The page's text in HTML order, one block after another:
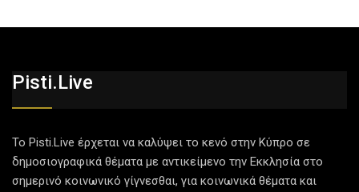
Pisti.live
Το Pisti.Live έρχεται να καλύψει το κενό στην Κύπρο σε
δημοσιογραφικά θέματα με αντικείμενο την Εκκλησία στο
σημερινό κοινωνικό γίγνεσθαι, για κοινωνικά θέματα και